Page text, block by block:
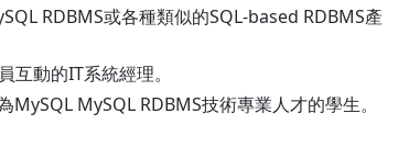
RDBMS或各種類似的SQL-based RDBMS產
動的IT系統經理。
MySQL RDBMS技術專業人才的學生。